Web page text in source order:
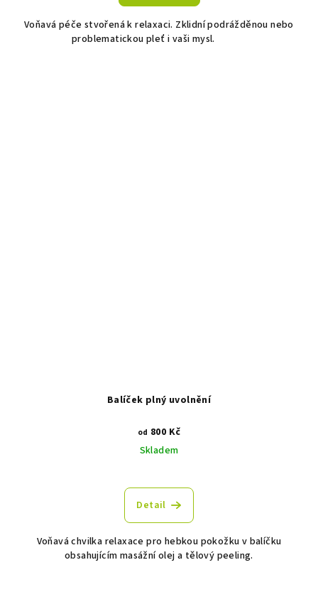
Voňavá péče stvořená k relaxaci. Zklidní podrážděnou nebo
problematickou pleť i vaši mysl.
Balíček plný uvolnění
od 800 Kč
Skladem
Detail
Voňavá chvilka relaxace pro hebkou pokožku v balíčku
obsahujícím masážní olej a tělový peeling.